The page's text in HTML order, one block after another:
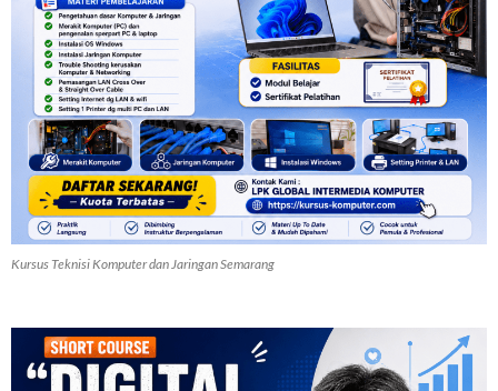
Kursus Teknisi Komputer dan Jaringan Semarang